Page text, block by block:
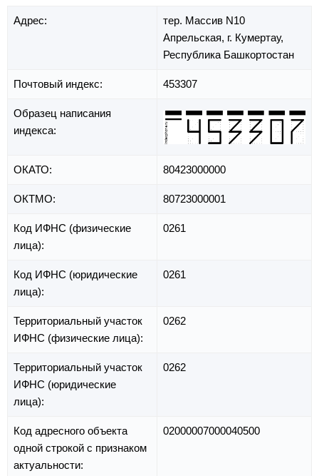
Адрес:
тер. Массив N10
Апрельская, г. Кумертау,
Республика Башкортостан
Почтовый индекс: 453307
Образец написания
индекса:
ОКАТО: 80423000000
ОКТМО: 80723000001
Код ИФНС (физические
лица):
0261
Код ИФНС (юридические
лица):
0261
Территориальный участок
ИФНС (физические лица):
0262
Территориальный участок
ИФНС (юридические
лица):
0262
Код адресного объекта
одной строкой с признаком
актуальности:
02000007000040500